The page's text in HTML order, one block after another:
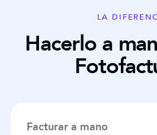
LA
Hacerlo a
Facturar a mano